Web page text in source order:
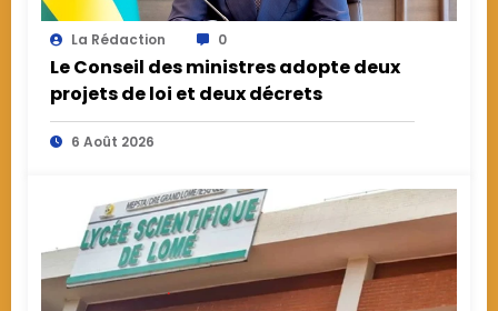
La Rédaction 0
Le Conseil des ministres adopte deux
projets de loi et deux décrets
6 Août 2026